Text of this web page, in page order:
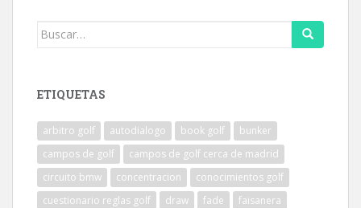
Buscar:
ETIQUETAS
arbitro golf autodialogo book golf
bunker
campos de golf
campos de golf cerca de madrid
circuito bmw
concentracion
conocimientos golf
cuestionario reglas golf
draw fade
faisanera